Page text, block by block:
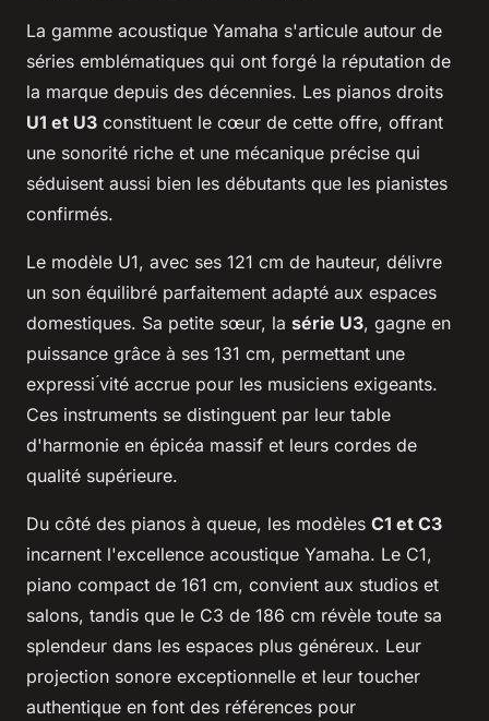
La gamme acoustique Yamaha s'articule autour de
séries emblématiques qui ont forgé la réputation de
la marque depuis des décennies. Les pianos droits
U1 et U3 constituent le cœur de cette offre, offrant
une sonorité riche et une mécanique précise qui
séduisent aussi bien les débutants que les pianistes
confirmés.
Le modèle U1, avec ses 121 cm de hauteur, délivre
un son équilibré parfaitement adapté aux espaces
domestiques. Sa petite sœur, la série U3, gagne en
puissance grâce à ses 131 cm, permettant une
expressi ́vité accrue pour les musiciens exigeants.
Ces instruments se distinguent par leur table
d'harmonie en épicéa massif et leurs cordes de
qualité supérieure.
Du côté des pianos à queue, les modèles C1 et C3
incarnent l'excellence acoustique Yamaha. Le C1,
piano compact de 161 cm, convient aux studios et
salons, tandis que le C3 de 186 cm révèle toute sa
splendeur dans les espaces plus généreux. Leur
projection sonore exceptionnelle et leur toucher
authentique en font des références pour